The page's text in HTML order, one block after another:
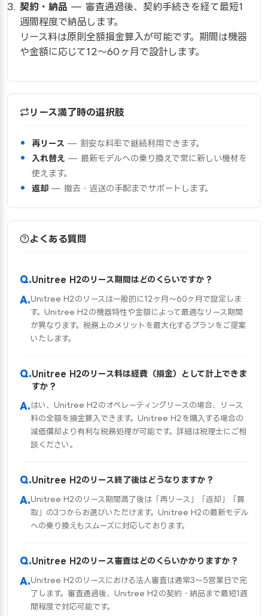
契約・納品 — 審査通過後、契約手続きを経て最短1
週間程度で納品します。
リース料は原則全額損金算入が可能です。期間は機器
や金額に応じて12〜60ヶ月で設計します。
リース満了時の選択肢
再リース — 割安な料率で継続利用できます。
入れ替え — 最新モデルへの乗り換えで常に新しい機材を
使えます。
返却 — 撤去・返送の手配までサポートします。
よくある質問
Unitree H2のリース期間はどのくらいですか？
Unitree H2のリースは一般的に12ヶ月〜60ヶ月で設定しま
す。Unitree H2の機器特性や金額によって最適なリース期間
が異なります。税務上のメリットを最大化するプランをご提案
いたします。
Unitree H2のリース料は経費（損金）として計上できま
すか？
はい、Unitree H2のオペレーティングリースの場合、リース
料の全額を損金算入できます。Unitree H2を購入する場合の
減価償却より有利な税務処理が可能です。詳細は税理士にご相
談ください。
Unitree H2のリース終了後はどうなりますか？
Unitree H2のリース期間満了後は「再リース」「返却」「買
取」の3つからお選びいただけます。Unitree H2の最新モデル
への乗り換えもスムーズに対応しております。
Unitree H2のリース審査はどのくらいかかりますか？
Unitree H2のリースにおける法人審査は通常3〜5営業日で完
了します。審査通過後、Unitree H2の契約・納品まで最短1週
間程度で対応可能です。